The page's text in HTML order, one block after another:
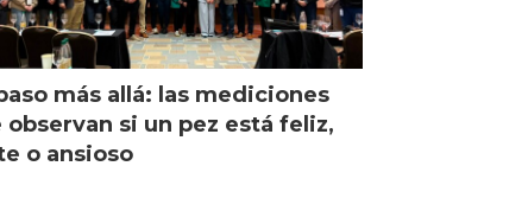
más allá: las mediciones
observan si un pez está feliz,
o ansioso